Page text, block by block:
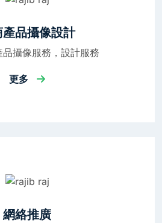
產品攝像設計
攝像服務，設計服務
更多
網絡推廣